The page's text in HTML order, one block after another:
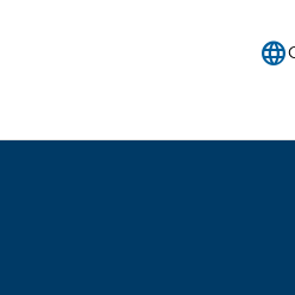
language